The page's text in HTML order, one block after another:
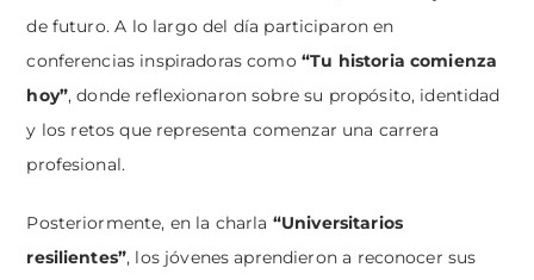
de futuro. A lo largo del día participaron en
conferencias inspiradoras como“Tu historia comienza
hoy”, donde reflexionaron sobre su propósito, identidad
y los retos que representa comenzar una carrera
profesional.
Posteriormente, en la charla “Universitarios
resilientes”, los jóvenes aprendieron a reconocer sus